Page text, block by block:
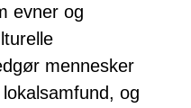
evner og
mennesker
og